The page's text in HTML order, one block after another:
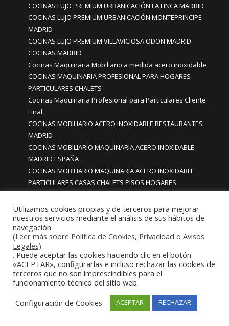
COCINAS LUJO PREMIUM URBANICACIÓN LA FINCA MADRID
COCINAS LUJO PREMIUM URBANICACIÓN MONTEPRINCIPE
MADRID
COCINAS LUJO PREMIUM VILLAVICIOSA ODON MADRID
COCINAS MADRID
Cocinas Maquinaria Mobiliario a medida acero inoxidable
COCINAS MAQUINARIA PROFESIONAL PARA HOGARES
PARTICULARES CHALETS
Cocinas Maquinaria Profesional para Particulares Cliente
Final
COCINAS MOBILIARIO ACERO INOXIDABLE RESTAURANTES
MADRID
COCINAS MOBILIARIO MAQUINARIA ACERO INOXIDABLE
MADRID ESPAÑA
COCINAS MOBILIARIO MAQUINARIA ACERO INOXIDABLE
PARTICULARES CASAS CHALETS PISOS HOGARES
COCINAS MOBILIARIO MAQUINARIA PARA CHALETS CASAS
COCINAS MOBILIARIO MAQUINARIA RESTAURANTES
cocinas mobiliario para furgonetas restaurante
COCINAS MOBILIARIO PERSONALIZADO MADRID
COCINAS MODERNAS
COCINAS MODERNAS BONITAS CON MOBILIARIO DE ACERO
INOXIDABLE EN MADRID
COCINAS MODERNAS BONITAS EN MADRID
COCINAS MODERNAS BONITAS MADRID
COCINAS MODERNAS CON ENCANTO MADRID
COCINAS MODERNAS EN MADRID
Utilizamos cookies propias y de terceros para mejorar
nuestros servicios mediante el análisis de sus hábitos de
navegación
(Leer más sobre Política de Cookies, Privacidad o Avisos
Legales)
. Puede aceptar las cookies haciendo clic en el botón
«ACEPTAR», configurarlas e incluso rechazar las cookies de
terceros que no son imprescindibles para el
funcionamiento técnico del sitio web.
Configuración de Cookies
ACEPTAR RECHAZAR